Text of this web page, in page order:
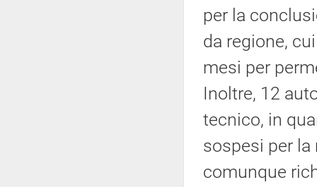
per la
da regione,
mesi per
Inoltre, 12
tecnico, in
sospesi per
comunque